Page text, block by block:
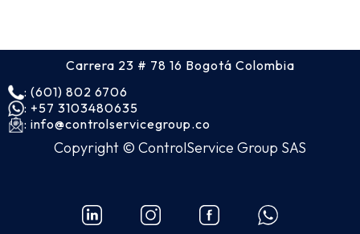
Carrera 23 # 78 16 Bogotá Colombia
: (601) 802 6706
: +57 3103480635
: info@controlservicegroup.co
Copyright © ControlService Group SAS